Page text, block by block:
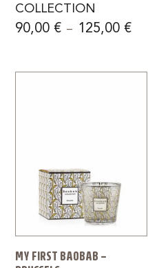
COLLECTION
90,00€ – 125,00€
MY FIRST BAOBAB –